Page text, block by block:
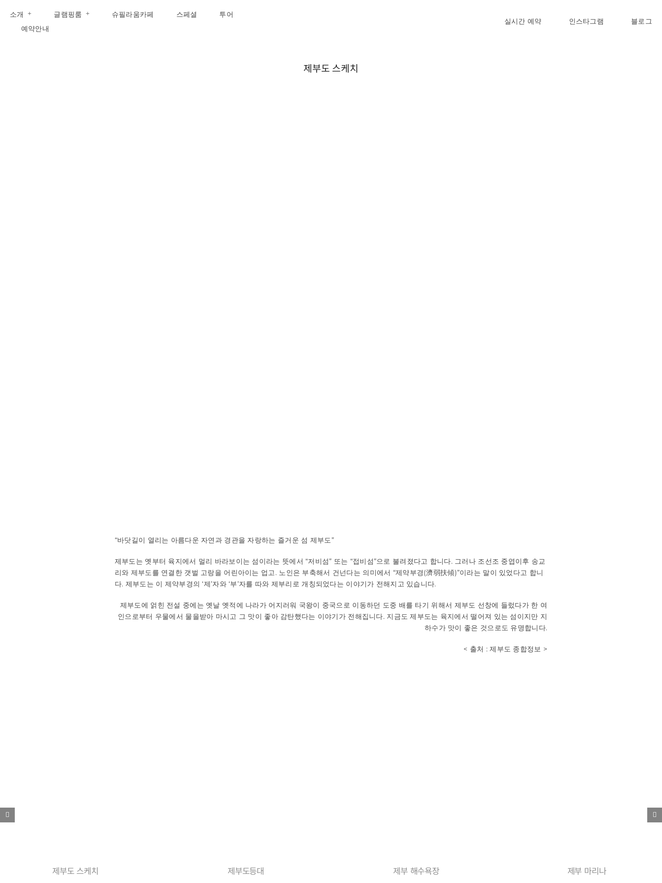
소개 글램핑룸 슈필라움카페 스페셜
투어
예약안내
실시간 예약 인스타그램 블로그
제부도 스케치
“바닷길이 열리는 아름다운 자연과 경관을 자랑하는 즐거운 섬 제부도”
제부도는 옛부터 육지에서 멀리 바라보이는 섬이라는 뜻에서 “저비섬” 또는 “접비섬”으로 불려졌다고 합니다. 그러나 조선조 중엽이후 송교
리와 제부도를 연결한 갯벌 고랑을 어린아이는 업고. 노인은 부축해서 건넌다는 의미에서 “제약부경(濟弱扶傾)”이라는 말이 있었다고 합니
다. 제부도는 이 제약부경의 ‘제’자와 ‘부’자를 따와 제부리로 개칭되었다는 이야기가 전해지고 있습니다.
제부도에 얽힌 전설 중에는 옛날 옛적에 나라가 어지러워 국왕이 중국으로 이동하던 도중 배를 타기 위해서 제부도 선창에 들렀다가 한 여
인으로부터 우물에서 물을받아 마시고 그 맛이 좋아 감탄했다는 이야기가 전해집니다. 지금도 제부도는 육지에서 떨어져 있는 섬이지만 지
하수가 맛이 좋은 것으로도 유명합니다.
< 출처 : 제부도 종합정보 >
제부도 스케치 제부도등대 제부 해수욕장 제부 마리나